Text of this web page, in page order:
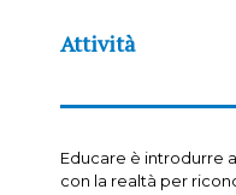
Attività
Educare è introdurre
con la realtà per